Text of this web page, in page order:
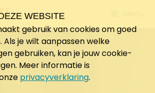
to
WEBSITE
gebruik van cookies om goed
je wilt aanpassen welke
gebruiken, kan je jouw cookie-
Meer informatie is
privacyverklaring.